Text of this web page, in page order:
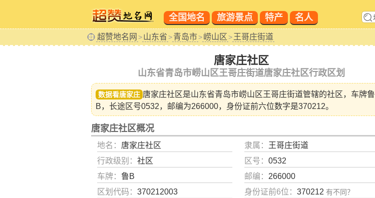
全国地名 旅游景点 特产 名人
超赞地名网 >山东省>青岛市>崂山区 > 王哥庄街道
唐家庄社区
山东省青岛市崂山区王哥庄街道唐家庄社区行政区划
数据看唐家庄 唐家庄社区是山东省青岛市崂山区王哥庄街道管辖的社区，车牌鲁
B，长途区号0532，邮编为266000，身份证前六位数字是370212。
唐家庄社区概况
地名： 唐家庄社区 隶属：
王哥庄街道
行政级别： 社区 区号： 0532
车牌： 鲁B 邮编： 266000
区划代码： 370212003 身份证前6位： 370212 有不同？